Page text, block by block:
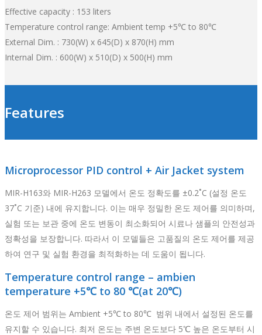
Effective capacity : 153 liters
Temperature control range: Ambient temp +5℃ to 80℃
External Dim. : 730(W) x 645(D) x 870(H) mm
Internal Dim. : 600(W) x 510(D) x 500(H) mm
Features
Microprocessor PID control + Air Jacket system
MIR-H163와 MIR-H263 모델에서 온도 정확도를 ±0.2˚C (설정 온도
37˚C 기준) 내에 유지합니다. 이는 매우 정밀한 온도 제어를 의미하며,
실험 또는 보관 중에 온도 변동이 최소화되어 시료나 샘플의 안전성과
정확성을 보장합니다. 따라서 이 모델들은 고품질의 온도 제어를 제공
하여 연구 및 실험 환경을 최적화하는 데 도움이 됩니다.
Temperature control range – ambien
temperature +5℃ to 80 ℃(at 20℃)
온도 제어 범위는 Ambient +5℃ to 80℃ 범위 내에서 설정된 온도를
유지할 수 있습니다. 최저 온도는 주변 온도보다 5℃ 높은 온도부터 시